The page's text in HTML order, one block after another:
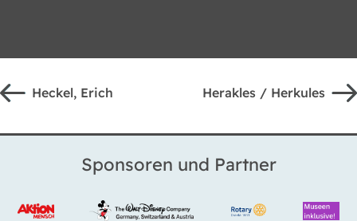
Heckel, Erich Herakles / Herkules
Sponsoren und Partner